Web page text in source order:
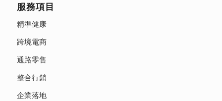
服務項目
精準健康
跨境電商
通路零售
整合行銷
企業落地